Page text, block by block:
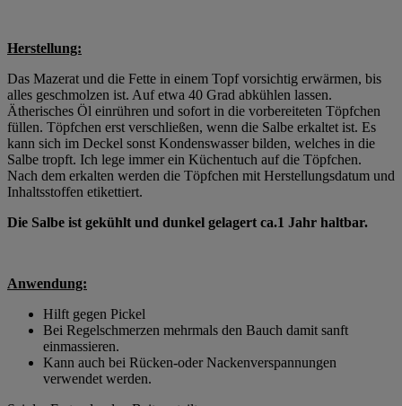
Herstellung:
Das Mazerat und die Fette in einem Topf vorsichtig erwärmen, bis
alles geschmolzen ist. Auf etwa 40 Grad abkühlen lassen.
Ätherisches Öl einrühren und sofort in die vorbereiteten Töpfchen
füllen. Töpfchen erst verschließen, wenn die Salbe erkaltet ist. Es
kann sich im Deckel sonst Kondenswasser bilden, welches in die
Salbe tropft. Ich lege immer ein Küchentuch auf die Töpfchen.
Nach dem erkalten werden die Töpfchen mit Herstellungsdatum und
Inhaltsstoffen etikettiert.
Die Salbe ist gekühlt und dunkel gelagert ca.1 Jahr haltbar.
Anwendung:
Hilft gegen Pickel
Bei Regelschmerzen mehrmals den Bauch damit sanft
einmassieren.
Kann auch bei Rücken-oder Nackenverspannungen
verwendet werden.